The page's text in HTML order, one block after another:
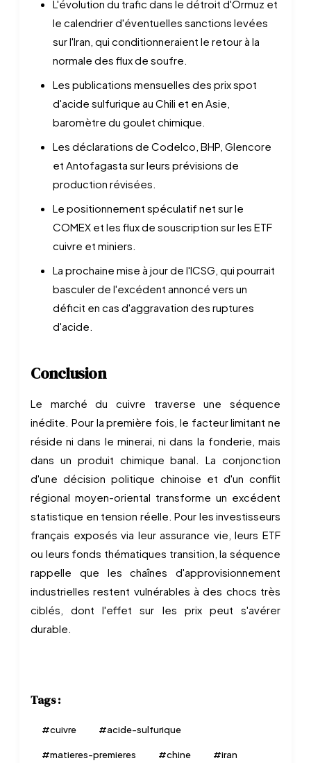
L'évolution du trafic dans le détroit d'Ormuz et
le calendrier d'éventuelles sanctions levées
sur l'Iran, qui conditionneraient le retour à la
normale des flux de soufre.
Les publications mensuelles des prix spot
d'acide sulfurique au Chili et en Asie,
baromètre du goulet chimique.
Les déclarations de Codelco, BHP, Glencore
et Antofagasta sur leurs prévisions de
production révisées.
Le positionnement spéculatif net sur le
COMEX et les flux de souscription sur les ETF
cuivre et miniers.
La prochaine mise à jour de l'ICSG, qui pourrait
basculer de l'excédent annoncé vers un
déficit en cas d'aggravation des ruptures
d'acide.
Conclusion
Le marché du cuivre traverse une séquence
inédite. Pour la première fois, le facteur limitant ne
réside ni dans le minerai, ni dans la fonderie, mais
dans un produit chimique banal. La conjonction
d'une décision politique chinoise et d'un conflit
régional moyen-oriental transforme un excédent
statistique en tension réelle. Pour les investisseurs
français exposés via leur assurance vie, leurs ETF
ou leurs fonds thématiques transition, la séquence
rappelle que les chaînes d'approvisionnement
industrielles restent vulnérables à des chocs très
ciblés, dont l'effet sur les prix peut s'avérer
durable.
Tags :
#cuivre #acide-sulfurique
#matieres-premieres #chine #iran